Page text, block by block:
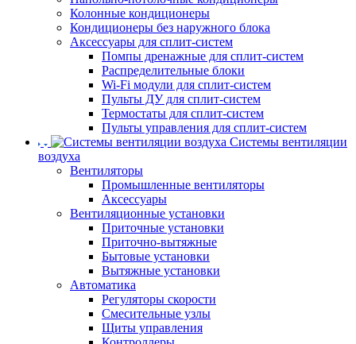
Колонные кондиционеры
Кондиционеры без наружного блока
Аксессуары для сплит-систем
Помпы дренажные для сплит-систем
Распределительные блоки
Wi-Fi модули для сплит-систем
Пульты ДУ для сплит-систем
Термостаты для сплит-систем
Пульты управления для сплит-систем
Системы вентиляции
воздуха
Вентиляторы
Промышленные вентиляторы
Аксессуары
Вентиляционные установки
Приточные установки
Приточно-вытяжные
Бытовые установки
Вытяжные установки
Автоматика
Регуляторы скорости
Смесительные узлы
Щиты управления